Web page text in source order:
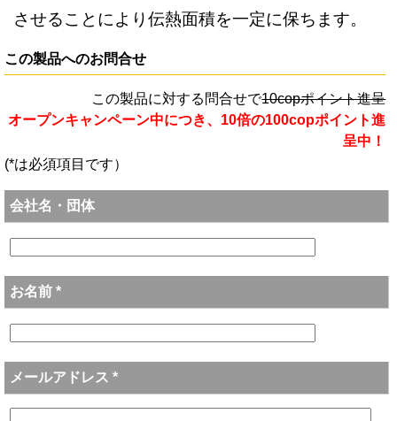
させることにより伝熱面積を一定に保ちます。
この製品へのお問合せ
この製品に対する問合せで10copポイント進呈
オープンキャンペーン中につき、10倍の100copポイント進
呈中！
(*は必須項目です）
会社名・団体
お名前 *
メールアドレス *